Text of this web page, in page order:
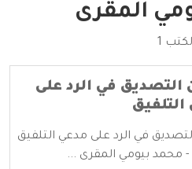
المقرى
1
التصديق في الرد على
في الرد على مدعي التلفيق
محمد بيومي المقرى ...